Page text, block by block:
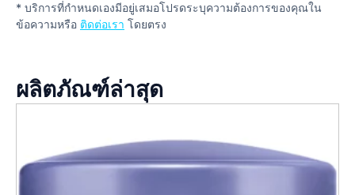
* บริการที่กําหนดเองมีอยู่เสมอโปรดระบุความต้องการของคุณใน
ข้อความหรือ ติดต่อเรา โดยตรง
ผลิตภัณฑ์ล่าสุด